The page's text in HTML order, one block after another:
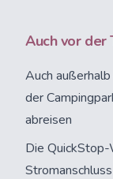
Auch vor der
Auch
der
abreisen
Die